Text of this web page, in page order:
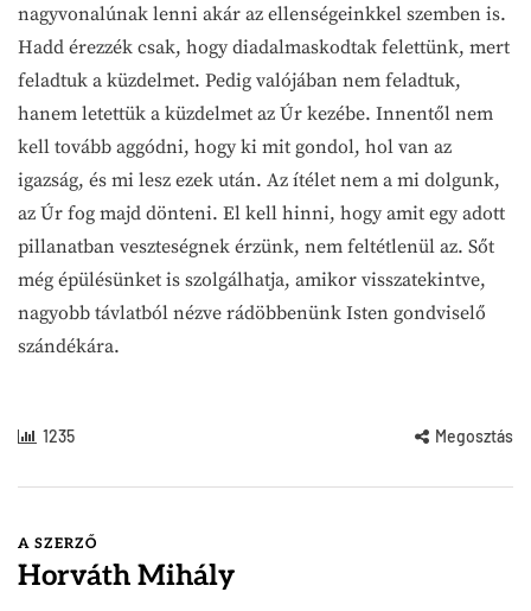
nagyvonalúnak lenni akár az ellenségeinkkel szemben is.
Hadd érezzék csak, hogy diadalmaskodtak felettünk, mert
feladtuk a küzdelmet. Pedig valójában nem feladtuk,
hanem letettük a küzdelmet az Úr kezébe. Innentől nem
kell tovább aggódni, hogy ki mit gondol, hol van az
igazság, és mi lesz ezek után. Az ítélet nem a mi dolgunk,
az Úr fog majd dönteni. El kell hinni, hogy amit egy adott
pillanatban veszteségnek érzünk, nem feltétlenül az. Sőt
még épülésünket is szolgálhatja, amikor visszatekintve,
nagyobb távlatból nézve rádöbbenünk Isten gondviselő
szándékára.
1235 Megosztás
A SZERZŐ
Horváth Mihály